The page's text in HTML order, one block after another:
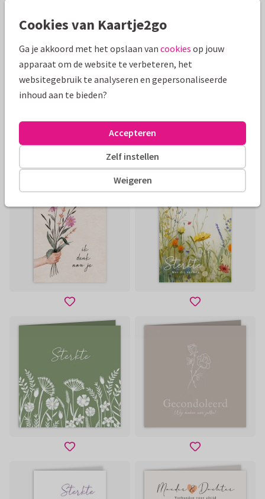
Cookies van Kaartje2go
Ga je akkoord met het opslaan van cookies op jouw
apparaat om de website te verbeteren, het
websitegebruik te analyseren en gepersonaliseerde
inhoud aan te bieden?
Weigeren
Zelf instellen
Accepteren